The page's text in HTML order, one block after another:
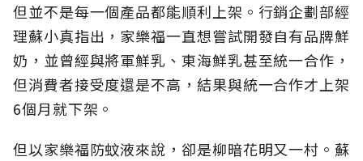
但並不是每一個產品都能順利上架。行銷企劃部經
理蘇小真指出，家樂福一直想嘗試開發自有品牌鮮
奶，並曾經與將軍鮮乳、東海鮮乳甚至統一合作，
但消費者接受度還是不高，結果與統一合作才上架
6個月就下架。
但以家樂福防蚊液來說，卻是柳暗花明又一村。蘇